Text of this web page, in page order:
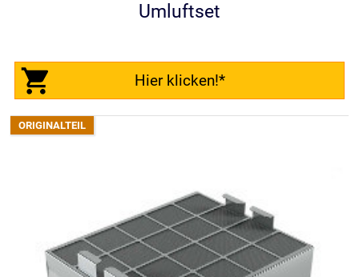
Umluftset
Hier klicken!*